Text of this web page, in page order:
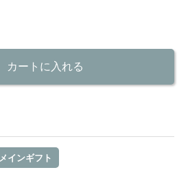
カートに入れる
メインギフト